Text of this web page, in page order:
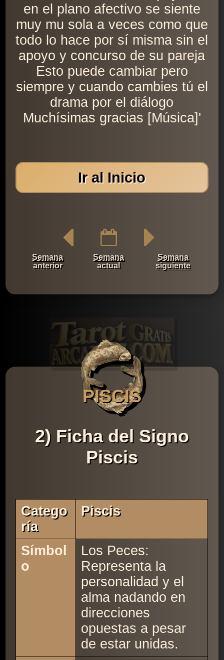
en el plano afectivo se siente
muy mu sola a veces como que
todo lo hace por sí misma sin el
apoyo y concurso de su pareja
Esto puede cambiar pero
siempre y cuando cambies tú el
drama por el diálogo
Muchísimas gracias [Música]'
Ir al Inicio
Semana
anterior
Semana
actual
Semana
siguiente
PISCIS
2) Ficha del Signo
Piscis
Catego
Ría
Piscis
Símbol
o
Los Peces:
Representa la
personalidad y el
alma nadando en
direcciones
opuestas a pesar
de estar unidas.